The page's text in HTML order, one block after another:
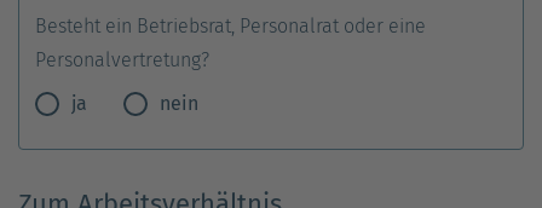
Besteht ein Betriebsrat, Personalrat oder eine
Personalvertretung?
ja
nein